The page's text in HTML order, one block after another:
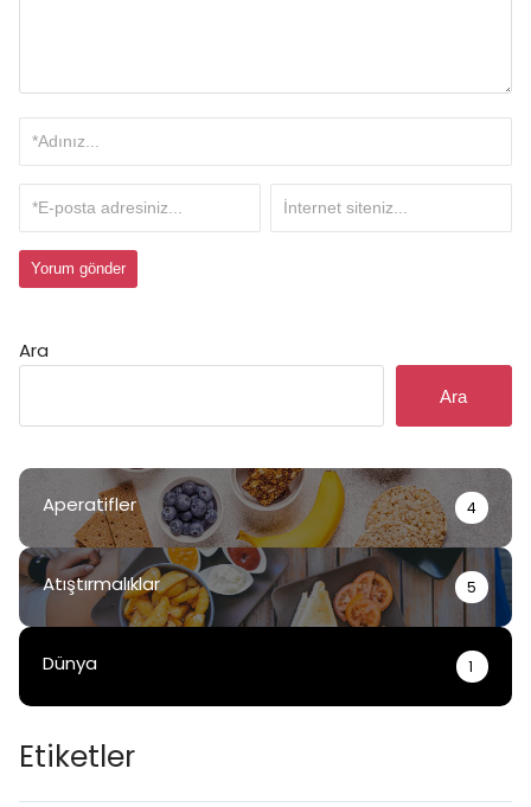
Ara
Ara
Aperatifler 4
Atıştırmalıklar 5
Dünya 1
Etiketler